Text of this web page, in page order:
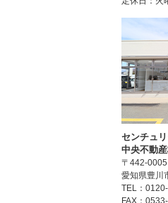
センチュ
中央不動
〒442-0005
愛知県豊川
TEL：
FAX：